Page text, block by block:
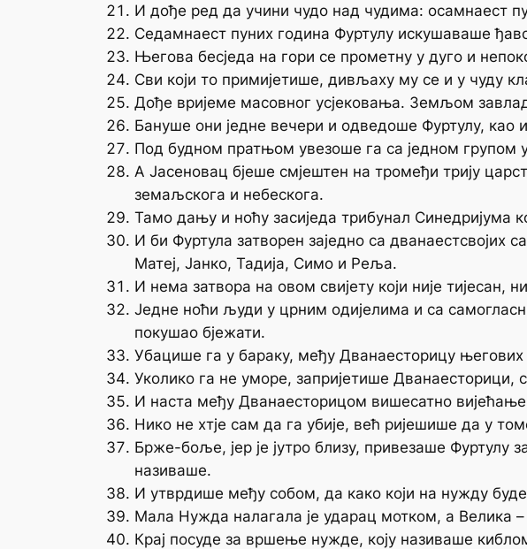
И дође ред да учини чудо над чудима: осамнаест
Седамнаест пуних година Фуртулу искушаваше
Његова бесједа на гори се прометну у дуго и
Сви који то примијетише, дивљаху му се и у чуду
Дође вријеме масовног усјековања. Земљом
Бануше они једне вечери и одведоше Фуртулу, као
Под будном пратњом увезоше га са једном групом
А Јасеновац бјеше смјештен на тромеђи трију
земаљскога и небескога.
Тамо дању и ноћу засиједа трибунал Синедријума
И би Фуртула затворен заједно са
Матеј, Јанко, Тадија, Симо и Реља.
И нема затвора на овом свијету који није тијесан,
Једне ноћи људи у црним одијелима и са
покушао бјежати.
Убацише га у бараку, међу Дванаесторицу
Уколико га не уморе, запријетише Дванаесторици,
И наста међу Дванаесторицом вишесатно
Нико не хтје сам да га убије, већ ријешише да у
Брже-боље, јер је јутро близу, привезаше Фуртулу
називаше.
И утврдише међу собом, да како који на нужду
Мала Нужда налагала је ударац мотком, а Велика
Крај посуде за вршење нужде, коју називаше